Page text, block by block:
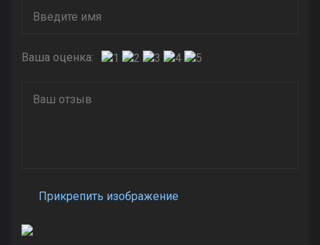
Ваша оценка:
Прикрепить изображение